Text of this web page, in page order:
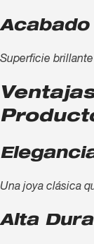
Acabado
Superficie
Una joya clásica
Alta